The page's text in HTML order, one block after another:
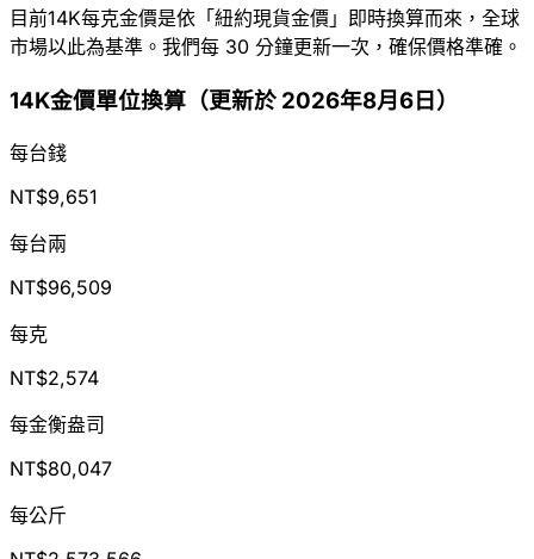
目前14K每克金價是依「紐約現貨金價」即時換算而來，全球
市場以此為基準。我們每 30 分鐘更新一次，確保價格準確。
14K金價單位換算（更新於 2026年8月6日）
每台錢
NT$9,651
每台兩
NT$96,509
每克
NT$2,574
每金衡盎司
NT$80,047
每公斤